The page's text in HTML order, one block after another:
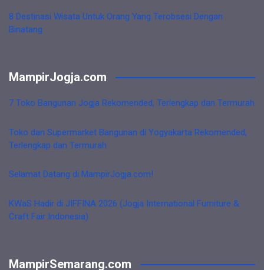
8 Destinasi Wisata Untuk Orang Yang Terobsesi Dengan
Binatang
MampirJogja.com
7 Toko Bangunan Jogja Rekomended, Terlengkap dan Termurah
Toko dan Supermarket Bangunan di Yogyakarta Rekomended,
Terlengkap dan Termurah
Selamat Datang di MampirJogja.com!
KWaS Hadir di JIFFINA 2026 (Jogja International Furniture &
Craft Fair Indonesia)
MampirSemarang.com